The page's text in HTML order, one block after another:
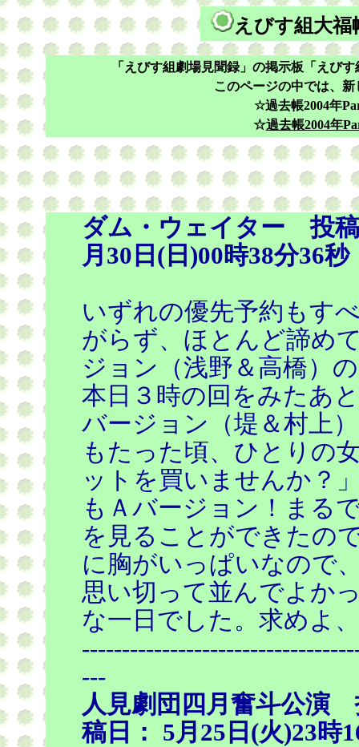
えびす組大福
「えびす組劇場見聞録」の掲示板「えび
このページの中では、 新
☆過去帳2004年
☆過去帳2004年
ダム・ウェイター 投
月30日(日)00時38分36秒
いずれの優先予約もす
がらず、ほとんど諦め
ジョン（浅野＆高橋）
本日３時の回をみたあ
バージョン（堤＆村上
もたった頃、ひとりの
ットを買いませんか？
もＡバージョン！まる
を見ることができたの
に胸がいっぱいなので
思い切って並んでよか
な一日でした。求めよ
---
人見劇団四月奮斗公
稿日： 5月25日(火)23時